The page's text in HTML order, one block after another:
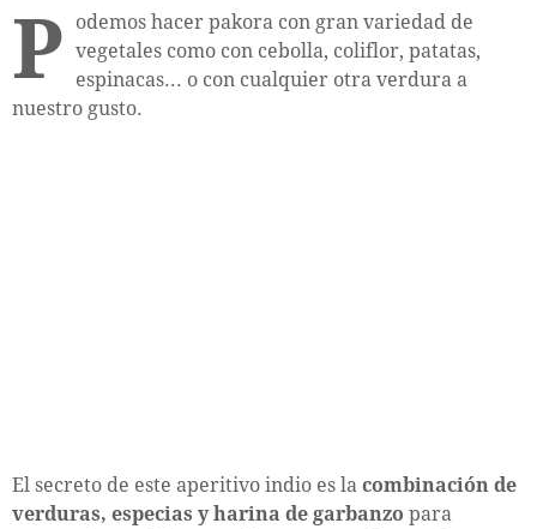
P
odemos hacer pakora con gran variedad de
vegetales como con cebolla, coliflor, patatas,
espinacas... o con cualquier otra verdura a
nuestro gusto.
El secreto de este aperitivo indio es la combinación de
verduras, especias y harina de garbanzo para